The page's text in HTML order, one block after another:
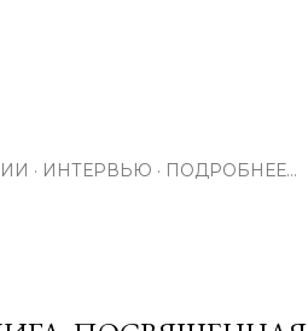
ИНТЕРВЬЮ ПОДРОБНЕЕ…